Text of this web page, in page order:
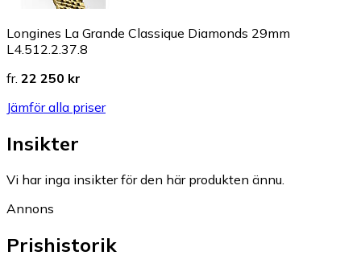
Longines La Grande Classique Diamonds 29mm
L4.512.2.37.8
fr. 22 250 kr
Jämför alla priser
Insikter
Vi har inga insikter för den här produkten ännu.
Annons
Prishistorik